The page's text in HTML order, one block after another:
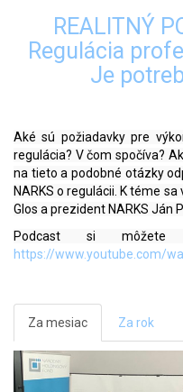
REALITNÝ
Regulácia
Je
Aké sú požiadavky pre
regulácia? V čom spočíva?
na tieto a podobné otázky
NARKS o regulácii. K téme
Glos a prezident NARKS Ján
https://www.youtube.com/
Za mesiac Za rok